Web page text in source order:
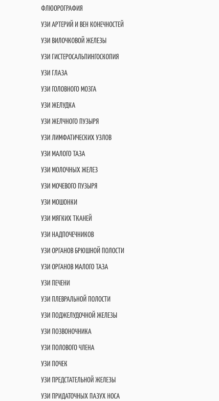
ФЛЮОРОГРАФИЯ
УЗИ АРТЕРИЙ И ВЕН КОНЕЧНОСТЕЙ
УЗИ ВИЛОЧКОВОЙ ЖЕЛЕЗЫ
УЗИ ГИСТЕРОСАЛЬПИНГОСКОПИЯ
УЗИ ГЛАЗА
УЗИ ГОЛОВНОГО МОЗГА
УЗИ ЖЕЛУДКА
УЗИ ЖЕЛЧНОГО ПУЗЫРЯ
УЗИ ЛИМФАТИЧЕСКИХ УЗЛОВ
УЗИ МАЛОГО ТАЗА
УЗИ МОЛОЧНЫХ ЖЕЛЕЗ
УЗИ МОЧЕВОГО ПУЗЫРЯ
УЗИ МОШОНКИ
УЗИ МЯГКИХ ТКАНЕЙ
УЗИ НАДПОЧЕЧНИКОВ
УЗИ ОРГАНОВ БРЮШНОЙ ПОЛОСТИ
УЗИ ОРГАНОВ МАЛОГО ТАЗА
УЗИ ПЕЧЕНИ
УЗИ ПЛЕВРАЛЬНОЙ ПОЛОСТИ
УЗИ ПОДЖЕЛУДОЧНОЙ ЖЕЛЕЗЫ
УЗИ ПОЗВОНОЧНИКА
УЗИ ПОЛОВОГО ЧЛЕНА
УЗИ ПОЧЕК
УЗИ ПРЕДСТАТЕЛЬНОЙ ЖЕЛЕЗЫ
УЗИ ПРИДАТОЧНЫХ ПАЗУХ НОСА